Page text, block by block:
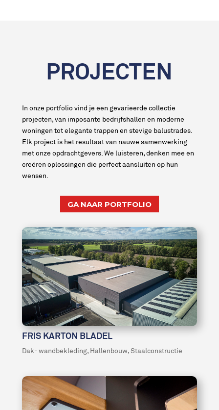
PROJECTEN
In onze portfolio vind je een gevarieerde collectie
projecten, van imposante bedrijfshallen en moderne
woningen tot elegante trappen en stevige balustrades.
Elk project is het resultaat van nauwe samenwerking
met onze opdrachtgevers. We luisteren, denken mee en
creëren oplossingen die perfect aansluiten op hun
wensen.
GA NAAR PORTFOLIO
FRIS KARTON BLADEL
Dak- wandbekleding, Hallenbouw,Staalconstructie